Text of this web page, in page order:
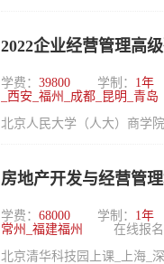
2022企业经营管理高
学费： 39800 学制： 1年
_西安_福州_成都_昆明_青岛
北京人民大学（人大）商学
房地产开发与经营管
学费： 68000 学制： 1年
常州_福建福州
在线报名
北京清华科技园上课_上海_